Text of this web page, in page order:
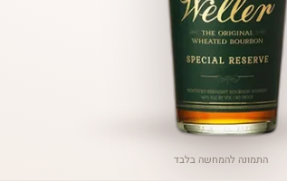
התמונה להמחשה בלבד